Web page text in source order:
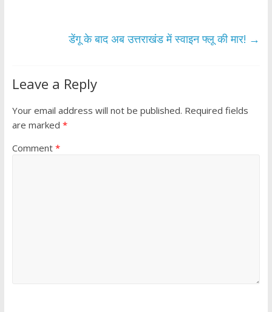
p
डेंगू के बाद अब उत्तराखंड में स्वाइन फ्लू की मार! →
Leave a Reply
Your email address will not be published. Required fields
are marked *
Comment *